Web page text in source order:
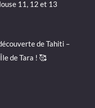
11, 12 et 13
de Tahiti –
de Tara ! 🥰